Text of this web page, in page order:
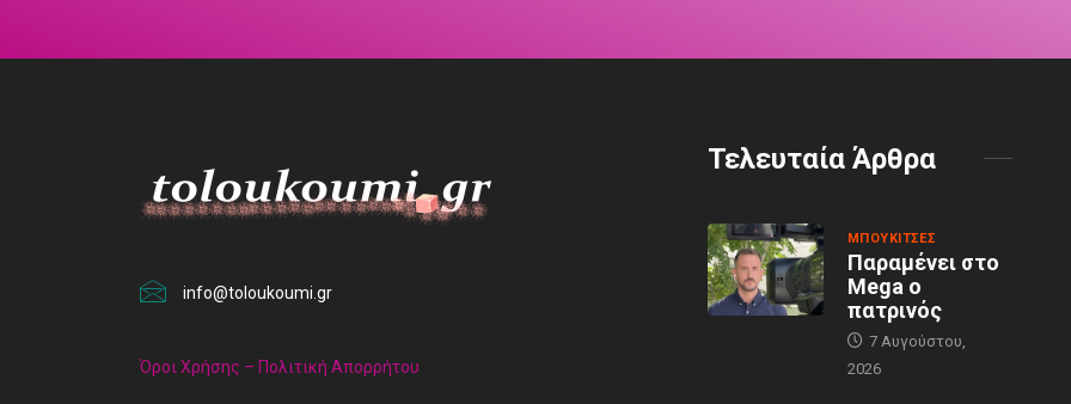
info@toloukoumi.gr
Όροι Χρήσης – Πολιτική Απορρήτου
Τελευταία Άρθρα
MΠΟΥΚΊΤΣΕΣ
Παραμένει στο
Mega ο
πατρινός
7 Αυγούστου,
2026